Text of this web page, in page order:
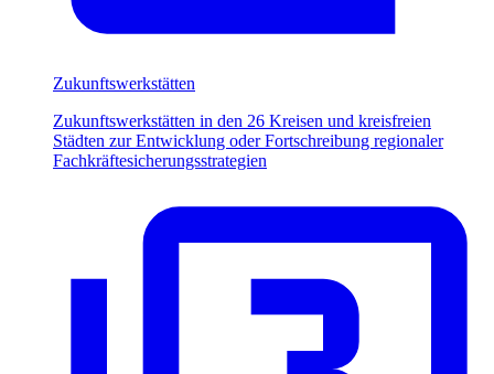
Zukunftswerkstätten
Zukunftswerkstätten in den 26 Kreisen und kreisfreien
Städten zur Entwicklung oder Fortschreibung regionaler
Fachkräftesicherungsstrategien